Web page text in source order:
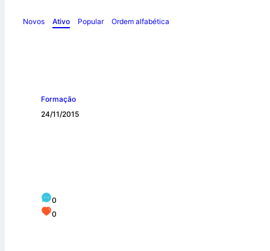
Novos Ativo Popular Ordem alfabética
Formação
24/11/2015
0
0